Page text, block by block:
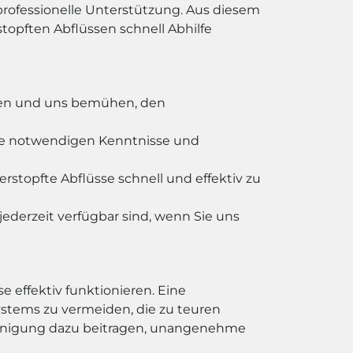
Unterstützung. Aus diesem
Abflüssen schnell Abhilfe
und uns bemühen, den
notwendigen Kenntnisse und
Abflüsse schnell und effektiv zu
verfügbar sind, wenn Sie uns
effektiv funktionieren. Eine
zu vermeiden, die zu teuren
dazu beitragen, unangenehme